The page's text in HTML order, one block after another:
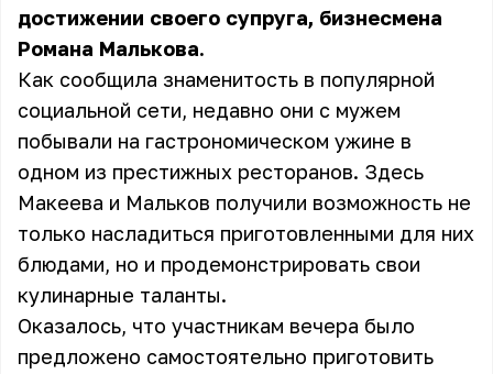
достижении своего супруга, бизнесмена
Романа Малькова.
Как сообщила знаменитость в популярной
социальной сети, недавно они с мужем
побывали на гастрономическом ужине в
одном из престижных ресторанов. Здесь
Макеева и Мальков получили возможность не
только насладиться приготовленными для них
блюдами, но и продемонстрировать свои
кулинарные таланты.
Оказалось, что участникам вечера было
предложено самостоятельно приготовить